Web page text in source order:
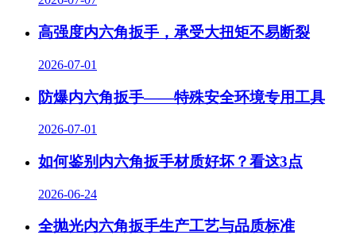
高强度内六角扳手，承受大扭矩不易断裂
2026-07-01
防爆内六角扳手——特殊安全环境专用工具
2026-07-01
如何鉴别内六角扳手材质好坏？看这3点
2026-06-24
全抛光内六角扳手生产工艺与品质标准